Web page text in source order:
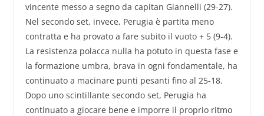
vincente messo a segno da capitan Giannelli (29-27).
Nel secondo set, invece, Perugia è partita meno
contratta e ha provato a fare subito il vuoto + 5 (9-4).
La resistenza polacca nulla ha potuto in questa fase e
la formazione umbra, brava in ogni fondamentale, ha
continuato a macinare punti pesanti fino al 25-18.
Dopo uno scintillante secondo set, Perugia ha
continuato a giocare bene e imporre il proprio ritmo